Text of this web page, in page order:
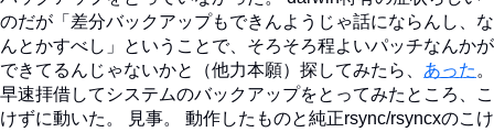
のだが「差分バックアップもできんようじゃ話にならんし、な
んとかすべし」ということで、そろそろ程よいパッチなんかが
できてるんじゃないかと（他力本願）探してみたら、 あった 。
早速拝借してシステムのバックアップをとってみたところ、こ
けずに動いた。 見事。 動作したものと純正rsync/rsyncxのこけ